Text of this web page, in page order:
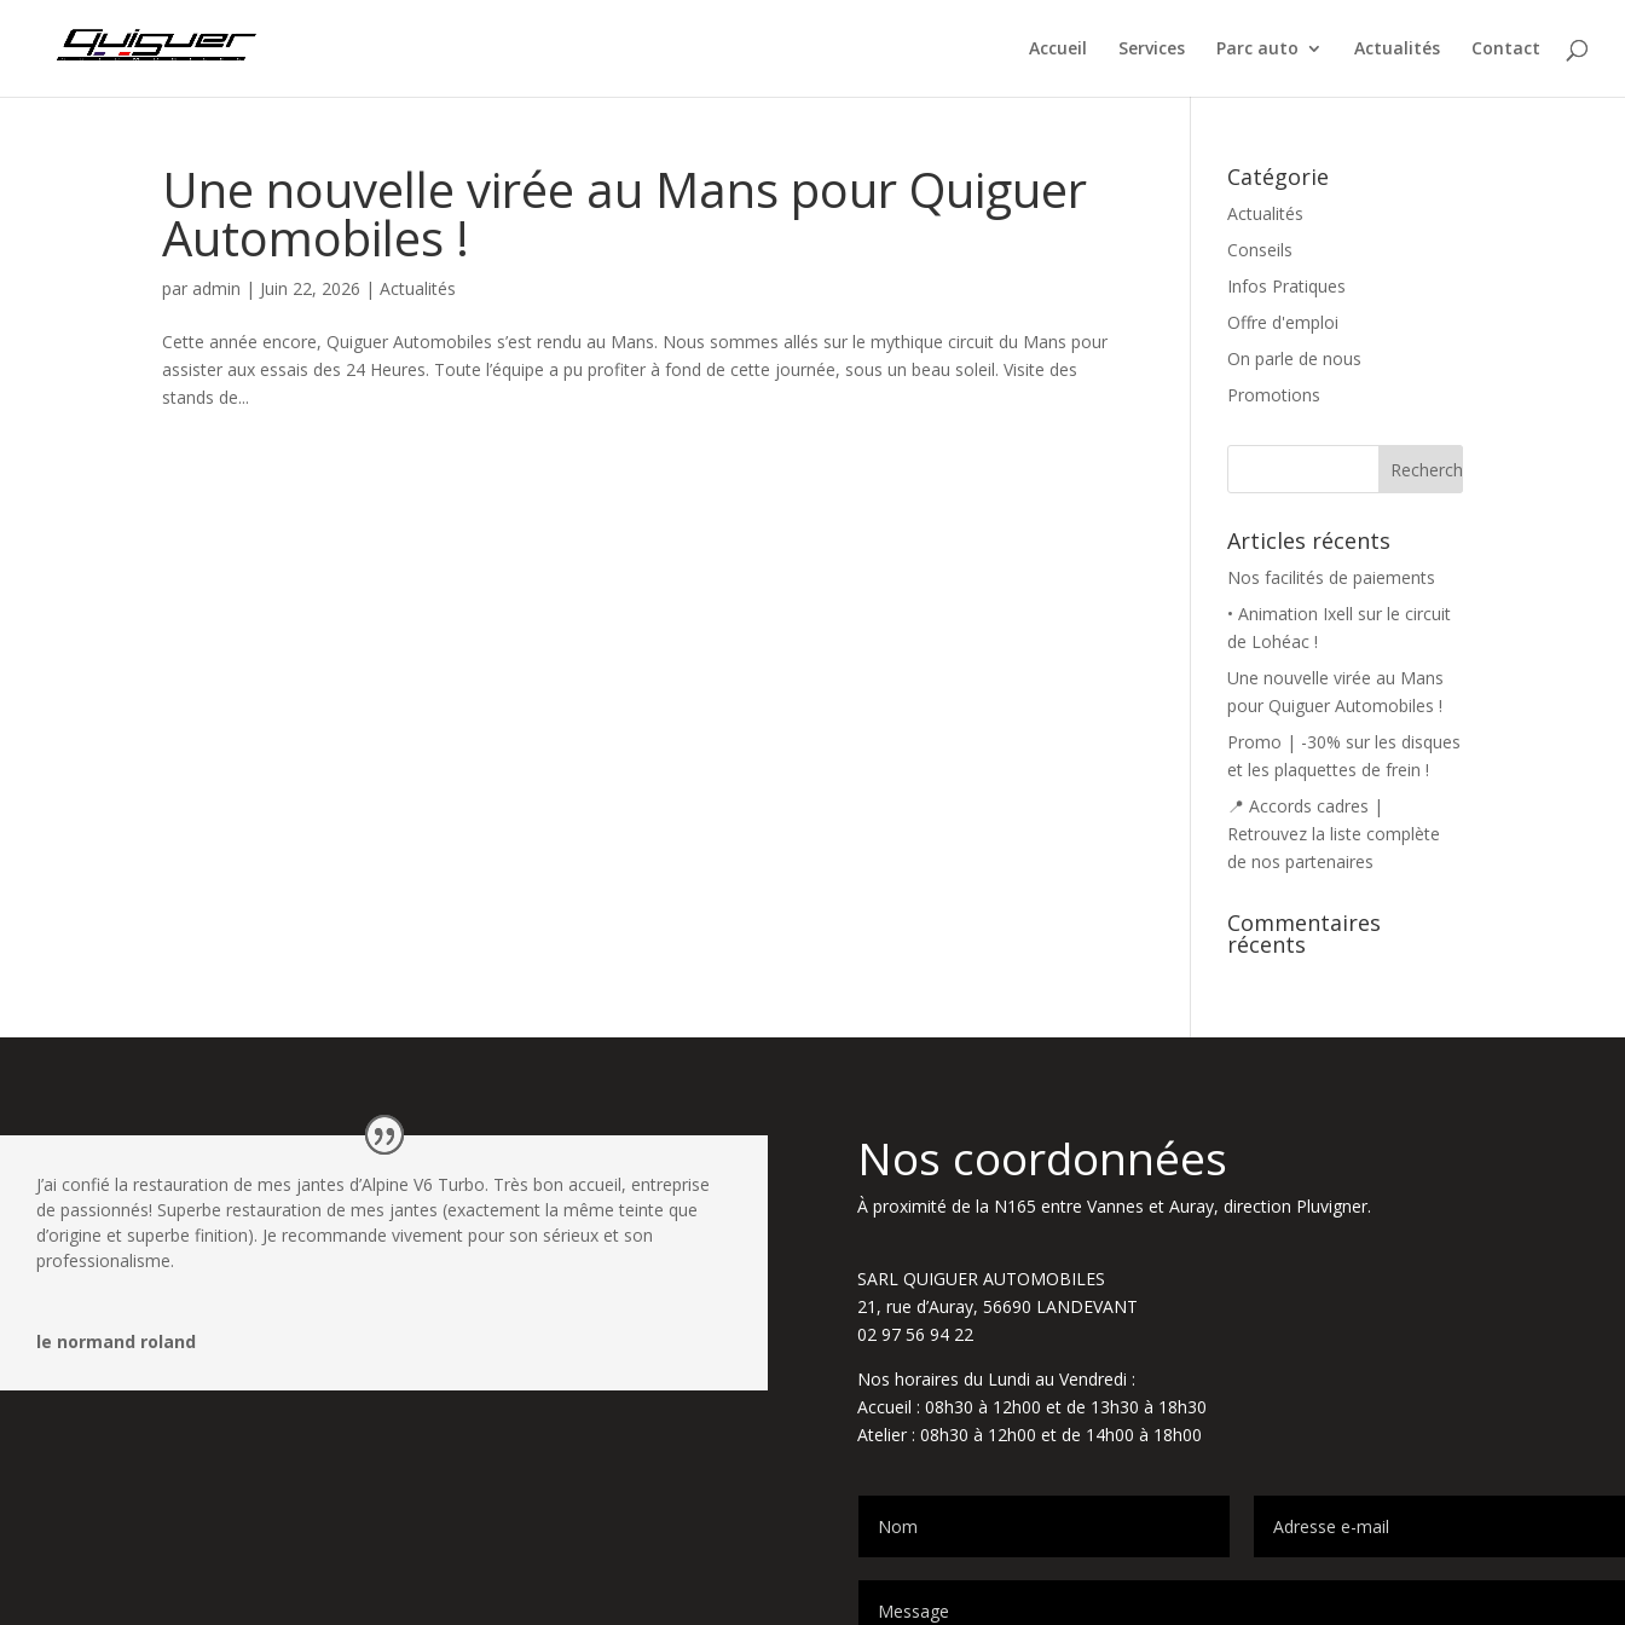
Accueil Services Parc auto Actualités Contact
Une nouvelle virée au Mans pour Quiguer
Automobiles !
par admin | Juin 22, 2026 |Actualités
Cette année encore, Quiguer Automobiles s’est rendu au Mans. Nous sommes allés sur le mythique circuit du Mans pour
assister aux essais des 24 Heures. Toute l’équipe a pu profiter à fond de cette journée, sous un beau soleil. Visite des
stands de...
Catégorie
Actualités
Conseils
Infos Pratiques
Offre d'emploi
On parle de nous
Promotions
Articles récents
Nos facilités de paiements
• Animation Ixell sur le circuit
de Lohéac !
Une nouvelle virée au Mans
pour Quiguer Automobiles !
Promo | -30% sur les disques
et les plaquettes de frein !
📍 Accords cadres |
Retrouvez la liste complète
de nos partenaires
Commentaires
récents
J’ai confié la restauration de mes jantes d’Alpine V6 Turbo. Très bon accueil, entreprise
de passionnés! Superbe restauration de mes jantes (exactement la même teinte que
d’origine et superbe finition). Je recommande vivement pour son sérieux et son
professionalisme.
le normand roland
Nos coordonnées
À proximité de la N165 entre Vannes et Auray, direction Pluvigner.
SARL QUIGUER AUTOMOBILES
21, rue d’Auray, 56690 LANDEVANT
02 97 56 94 22
Nos horaires du Lundi au Vendredi :
Accueil : 08h30 à 12h00 et de 13h30 à 18h30
Atelier : 08h30 à 12h00 et de 14h00 à 18h00